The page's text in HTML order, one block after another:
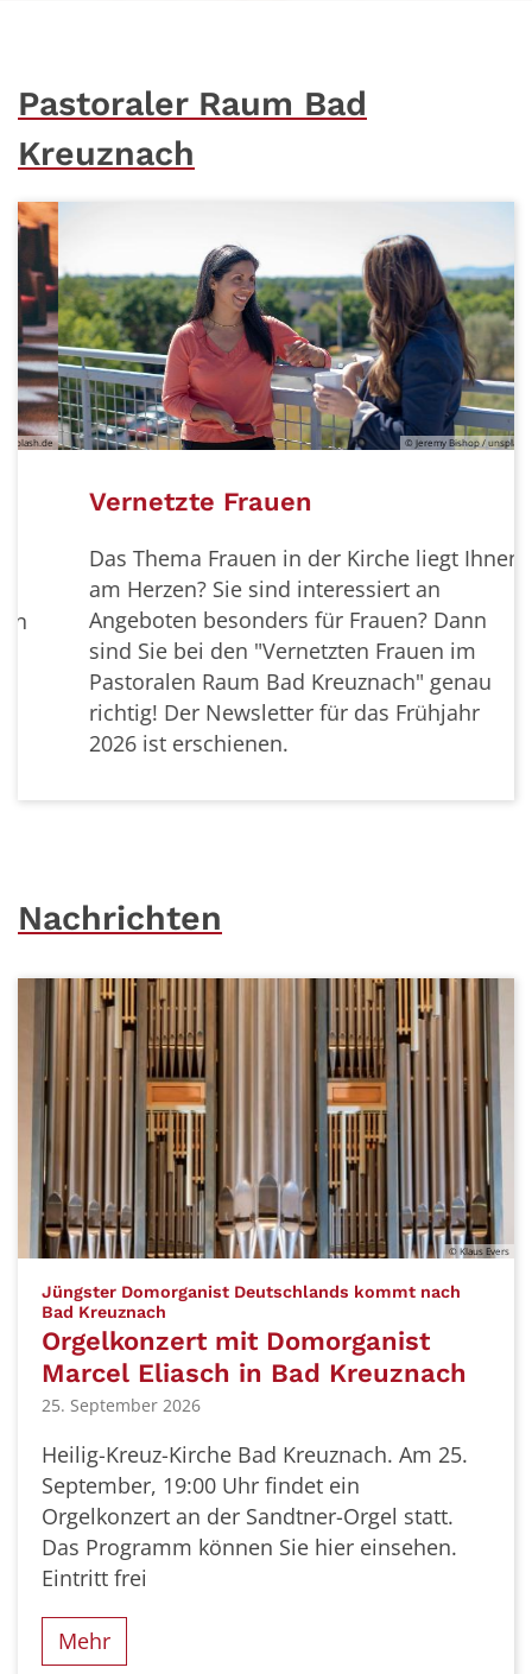
Pastoraler Raum Bad
Kreuznach
© Jeremy Bishop / unsplash.com
Vernetzte Frauen
Das Thema Frauen in der Kirche liegt Ihnen
am Herzen? Sie sind interessiert an
Angeboten besonders für Frauen? Dann
sind Sie bei den "Vernetzten Frauen im
Pastoralen Raum Bad Kreuznach" genau
richtig! Der Newsletter für das Frühjahr
2026 ist erschienen.
Nachrichten
© Klaus Evers
Jüngster Domorganist Deutschlands kommt nach
Bad Kreuznach
Orgelkonzert mit Domorganist
Marcel Eliasch in Bad Kreuznach
25. September 2026
Heilig-Kreuz-Kirche Bad Kreuznach. Am 25.
September, 19:00 Uhr findet ein
Orgelkonzert an der Sandtner-Orgel statt.
Das Programm können Sie hier einsehen.
Eintritt frei
Mehr